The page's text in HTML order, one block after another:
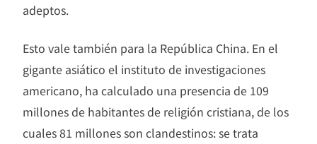
adeptos.
Esto vale también para la República China. En el
gigante asiático el instituto de investigaciones
americano, ha calculado una presencia de 109
millones de habitantes de religión cristiana, de los
cuales 81 millones son clandestinos: se trata